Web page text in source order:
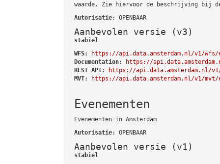
waarde. Zie hiervoor de beschrijving bij
Autorisatie: OPENBAAR
Aanbevolen versie (v3)
stabiel
WFS:
https://api.data.amsterdam.nl/v1/wfs/
Documentation:
https://
REST API:
https://api.data.amsterdam.nl/
MVT:
https://api.data.amsterdam.nl/v1/mvt/
Evenementen
Evenementen in Amsterdam
Autorisatie: OPENBAAR
Aanbevolen versie (v1)
stabiel